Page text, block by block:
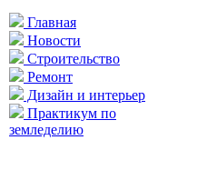
Главная
Новости
Строительство
Ремонт
Дизайн и интерьер
Практикум по
земледелию